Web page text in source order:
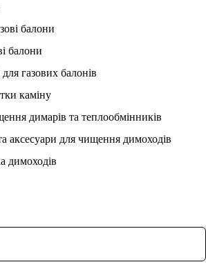
балони
балони
газових балонів
каміну
димарів та теплообмінників
аксесуари для чищення димоходів
димоходів